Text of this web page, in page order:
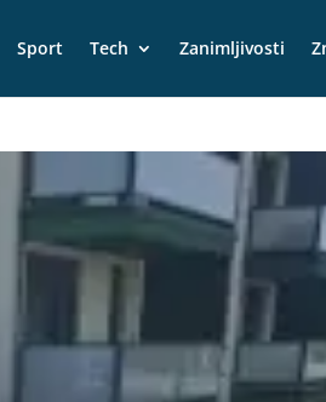
Sport Tech Zanimljivosti